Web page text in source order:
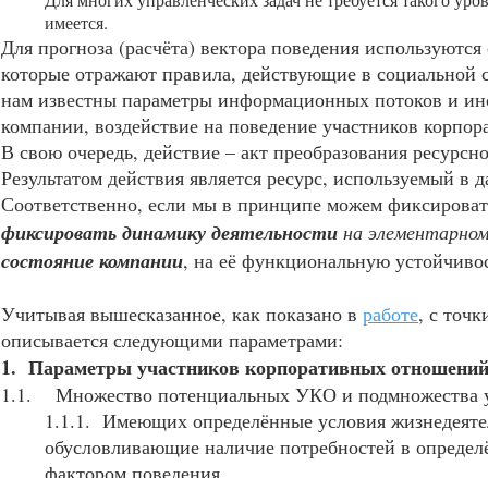
имеется.
Для прогноза (расчёта) вектора поведения
которые отражают правила, действующие в
нам известны параметры информационных потоков и
компании, воздействие на поведение участников
В свою очередь, действие – акт преобразования
Результатом действия является ресурс, используемый в
Соответственно, если мы в принципе можем
фиксировать динамику деятельности на
состояние компании, на её функциональную
Учитывая вышесказанное, как показано в работе, с
описывается следующими параметрами:
1. Параметры участников корпоративных
1.1. Множество потенциальных УКО и подмножества
1.1.1. Имеющих определённые условия
обусловливающие наличие потребностей в
фактором поведения.